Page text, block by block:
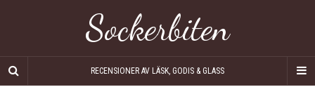
Sockerbiten
RECENSIONER AV LÄSK, GODIS & GLASS